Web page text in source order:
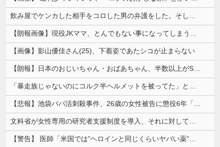
【画像】影山優佳さん(25)、下着姿であたシコが止まらない